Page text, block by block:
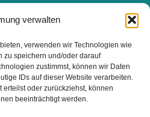
verwalten
verwenden wir Technologien wie
zu speichern und/oder darauf
zustimmst, können wir Daten
IDs auf dieser Website verarbeiten.
oder zurückziehst, können
beeinträchtigt werden.
BWL